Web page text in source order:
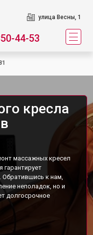
улица Весны, 1
44-53
кресла
массажных кресел
гарантирует
Обратившись к нам,
неполадок, но и
долгосрочное